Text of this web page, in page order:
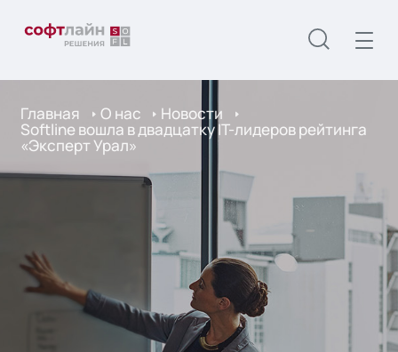
Главная О нас Новости
Softline вошла в двадцатку IT-лидеров рейтинга
«Эксперт Урал»